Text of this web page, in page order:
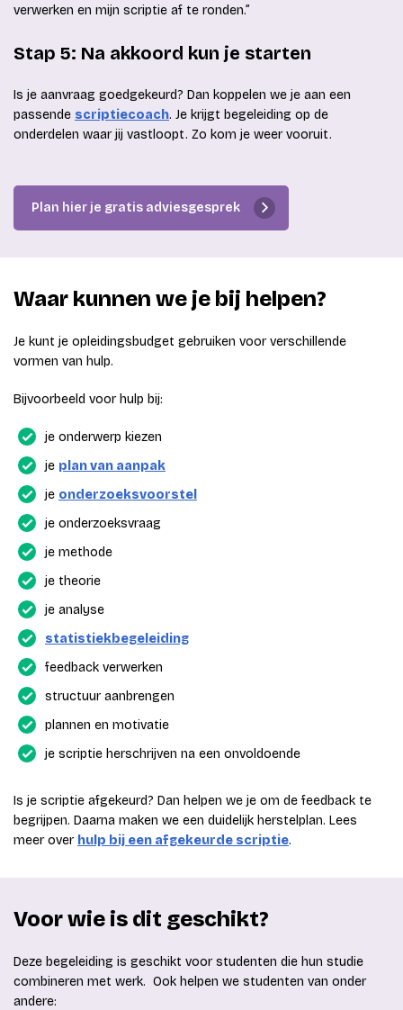
verwerken en mijn scriptie af te ronden.”
Stap 5: Na akkoord kun je starten
Is je aanvraag goedgekeurd? Dan koppelen we je aan een
passende scriptiecoach. Je krijgt begeleiding op de
onderdelen waar jij vastloopt. Zo kom je weer vooruit.
Plan hier je gratis adviesgesprek
Waar kunnen we je bij helpen?
Je kunt je opleidingsbudget gebruiken voor verschillende
vormen van hulp.
Bijvoorbeeld voor hulp bij:
je onderwerp kiezen
je plan van aanpak
je onderzoeksvoorstel
je onderzoeksvraag
je methode
je theorie
je analyse
statistiekbegeleiding
feedback verwerken
structuur aanbrengen
plannen en motivatie
je scriptie herschrijven na een onvoldoende
Is je scriptie afgekeurd? Dan helpen we je om de feedback te
begrijpen. Daarna maken we een duidelijk herstelplan. Lees
meer over hulp bij een afgekeurde scriptie.
Voor wie is dit geschikt?
Deze begeleiding is geschikt voor studenten die hun studie
combineren met werk. Ook helpen we studenten van onder
andere: